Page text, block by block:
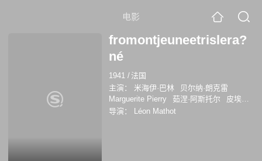
电影
fromontjeuneetrislera?
né
1941 / 法国
主演：
米海伊·巴林
贝尔纳·朗克雷
Marguerite Pierry
茹涅·阿斯托尔
皮埃尔·
拉尔凯
让·塞维斯 Gilberte Joney
导演： Léon Mathot